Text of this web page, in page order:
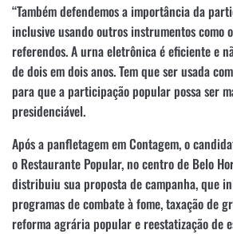
“Também defendemos a importância da
inclusive usando outros instrumentos como
referendos. A urna eletrônica é eficiente e
de dois em dois anos. Tem que ser usada
para que a participação popular possa ser
presidenciável.
Após a panfletagem em Contagem, o
o Restaurante Popular, no centro de Belo
distribuiu sua proposta de campanha, que
programas de combate à fome, taxação de
reforma agrária popular e reestatização de